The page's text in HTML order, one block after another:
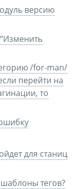
версию
/for-man/
перейти на
то
для станиц
тегов?